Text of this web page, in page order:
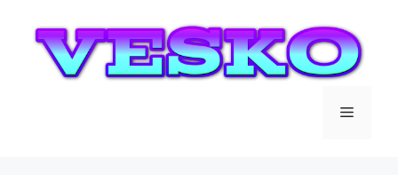
contenido
Menú